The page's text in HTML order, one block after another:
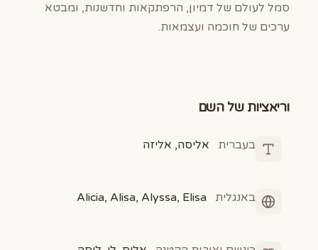
סמל לעולם של דמיון, הרפתקאות וחדשנות, ומבטא
ערכים של חוכמה ועצמאות.
וריאציות של השם
בעברית אליסה, אליזה
באנגלית Alicia, Alisa, Alyssa, Elisa